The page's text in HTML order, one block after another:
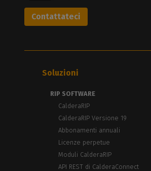
Contattateci
Soluzioni
RIP SOFTWARE
CalderaRIP
CalderaRIP Versione 19
Abbonamenti annuali
Licenze perpetue
Moduli CalderaRIP
API REST di CalderaConnect